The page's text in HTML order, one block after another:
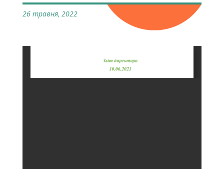
26 травня, 2022